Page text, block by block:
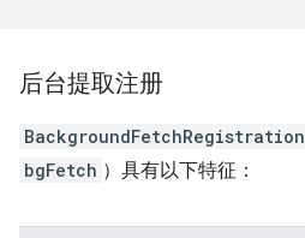
后台提取注册
BackgroundFetchRegistration
bgFetch ）具有以下特征：